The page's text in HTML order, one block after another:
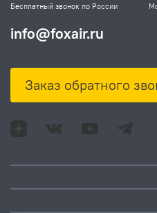
Бесплатный звонок по России
info@foxair.ru
Заказ обратного